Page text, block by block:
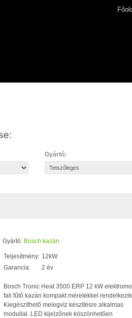
Gyártó:
Gyártó: Bosch kazán
Teljesítmény: 12kW.
Garancia:
2 év
Bosch Tronic Heat 3500 ERP 12 kW
fali fűtő kazán kompakt méretekkel
Kiegészíthető melegvíz készítésre alkalmas
modullal. LED kijelzőnek köszönhetően